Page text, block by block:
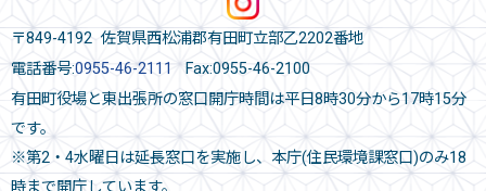
〒849-4192 佐賀県西松浦郡有田町立部乙2202番地
電話番号:0955-46-2111 Fax:0955-46-2100
有田町役場と東出張所の窓口開庁時間は平日8時30分から17時15分
です。
※第2・4水曜日は延長窓口を実施し、本庁(住民環境課窓口)のみ18
時まで開庁しています。